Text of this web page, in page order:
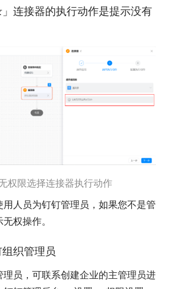
连接器的执行动作是提示没有
权限选择连接器执行动作
人员为钉钉管理员，如果您不是管
权操作。
织管理员
员，可联系创建企业的主管理员进